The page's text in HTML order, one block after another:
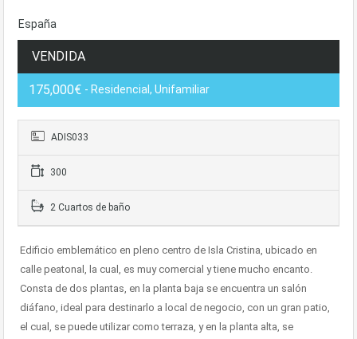
España
VENDIDA
175,000€ - Residencial, Unifamiliar
ADIS033
300
2 Cuartos de baño
Edificio emblemático en pleno centro de Isla Cristina, ubicado en
calle peatonal, la cual, es muy comercial y tiene mucho encanto.
Consta de dos plantas, en la planta baja se encuentra un salón
diáfano, ideal para destinarlo a local de negocio, con un gran patio,
el cual, se puede utilizar como terraza, y en la planta alta, se